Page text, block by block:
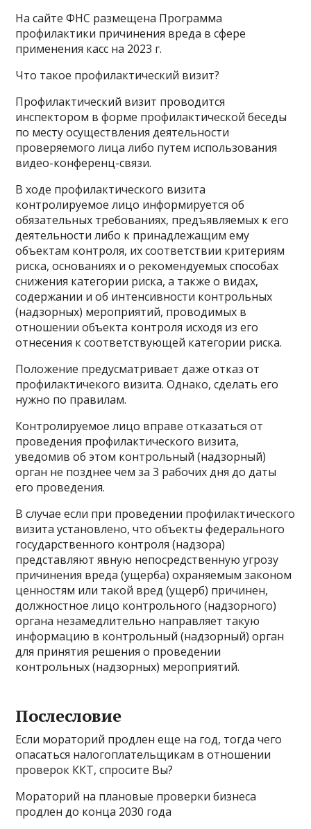
На сайте ФНС размещена Программа
профилактики причинения вреда в сфере
применения касс на 2023 г.
Что такое профилактический визит?
Профилактический визит проводится
инспектором в форме профилактической беседы
по месту осуществления деятельности
проверяемого лица либо путем использования
видео-конференц-связи.
В ходе профилактического визита
контролируемое лицо информируется об
обязательных требованиях, предъявляемых к его
деятельности либо к принадлежащим ему
объектам контроля, их соответствии критериям
риска, основаниях и о рекомендуемых способах
снижения категории риска, а также о видах,
содержании и об интенсивности контрольных
(надзорных) мероприятий, проводимых в
отношении объекта контроля исходя из его
отнесения к соответствующей категории риска.
Положение предусматривает даже отказ от
профилактичекого визита. Однако, сделать его
нужно по правилам.
Контролируемое лицо вправе отказаться от
проведения профилактического визита,
уведомив об этом контрольный (надзорный)
орган не позднее чем за 3 рабочих дня до даты
его проведения.
В случае если при проведении профилактического
визита установлено, что объекты федерального
государственного контроля (надзора)
представляют явную непосредственную угрозу
причинения вреда (ущерба) охраняемым законом
ценностям или такой вред (ущерб) причинен,
должностное лицо контрольного (надзорного)
органа незамедлительно направляет такую
информацию в контрольный (надзорный) орган
для принятия решения о проведении
контрольных (надзорных) мероприятий.
Послесловие
Если мораторий продлен еще на год, тогда чего
опасаться налогоплательщикам в отношении
проверок ККТ, спросите Вы?
Мораторий на плановые проверки бизнеса
продлен до конца 2030 года